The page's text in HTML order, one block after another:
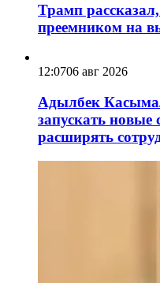
Трамп
преемником на
12:0706 авг 2026
Адылбек
запускать новые
расширять